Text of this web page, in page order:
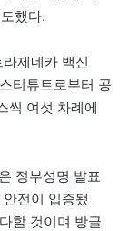
했다.
제네카 백신
티튜트로부터 공
씩 여섯 차례에
정부성명 발표
전이 입증됐
할 것이며 방글